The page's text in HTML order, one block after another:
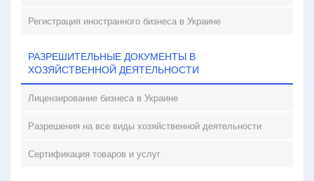
Регистрация иностранного бизнеса в Украине
РАЗРЕШИТЕЛЬНЫЕ ДОКУМЕНТЫ В
ХОЗЯЙСТВЕННОЙ ДЕЯТЕЛЬНОСТИ
Лицензирование бизнеса в Украине
Разрешения на все виды хозяйственной деятельности
Сертификация товаров и услуг